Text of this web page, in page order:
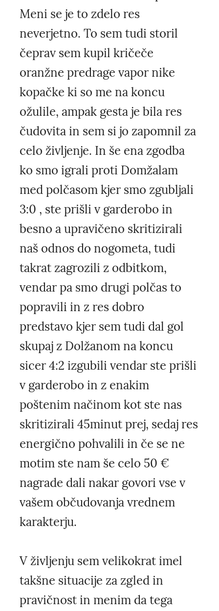
Meni se je to zdelo res
neverjetno. To sem tudi storil
čeprav sem kupil kričeče
oranžne predrage vapor nike
kopačke ki so me na koncu
ožulile, ampak gesta je bila res
čudovita in sem si jo zapomnil za
celo življenje. In še ena zgodba
ko smo igrali proti Domžalam
med polčasom kjer smo zgubljali
3:0 , ste prišli v garderobo in
besno a upravičeno skritizirali
naš odnos do nogometa, tudi
takrat zagrozili z odbitkom,
vendar pa smo drugi polčas to
popravili in z res dobro
predstavo kjer sem tudi dal gol
skupaj z Dolžanom na koncu
sicer 4:2 izgubili vendar ste prišli
v garderobo in z enakim
poštenim načinom kot ste nas
skritizirali 45minut prej, sedaj res
energično pohvalili in če se ne
motim ste nam še celo 50 €
nagrade dali nakar govori vse v
vašem občudovanja vrednem
karakterju.
V življenju sem velikokrat imel
takšne situacije za zgled in
pravičnost in menim da tega